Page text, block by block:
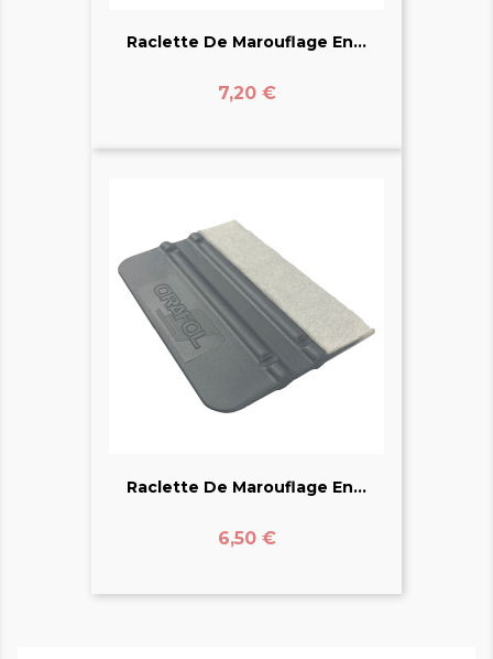
Raclette De Marouflage En...
Prix
7,20 €
Raclette De Marouflage En...
Prix
6,50 €